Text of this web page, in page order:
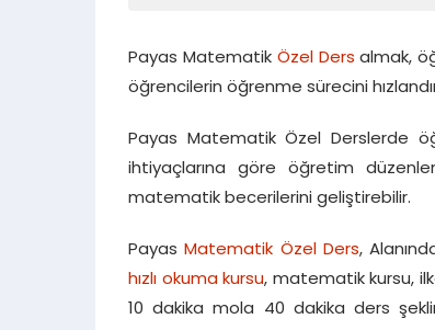
Payas Matematik Özel Ders almak,
öğrencilerin öğrenme sürecini
Payas Matematik Özel Derslerde
ihtiyaçlarına göre öğretim
matematik becerilerini geliştirebilir.
PayasMatematik Özel Ders,
hızlı okuma kursu, matematik kursu,
10 dakika mola 40 dakika ders